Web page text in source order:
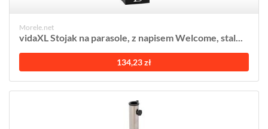
Morele.net
vidaXL Stojak na parasole, z napisem Welcome, stal...
134,23 zł